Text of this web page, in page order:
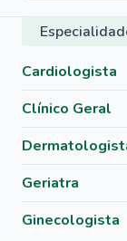
Cardiologista
Clínico Geral
Geriatra
Ginecologista